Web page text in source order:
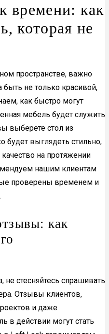
времени: как
которая не
пространстве, важно
не только красивой,
как быстро могут
мебель будет служить
выберете стол из
будет выглядеть стильно,
на протяжении
нашим клиентам
проверены временем и
как
не стесняйтесь спрашивать
Отзывы клиентов,
и даже
в действии могут стать